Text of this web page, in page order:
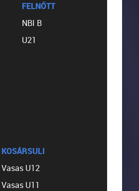
FELNŐTT
NBI B
U21
KOSÁRSULI
Vasas U12
Vasas U11